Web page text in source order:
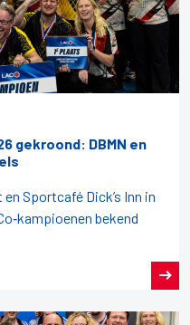
gekroond: DBMN en
Sportcafé Dick’s Inn in
bekend